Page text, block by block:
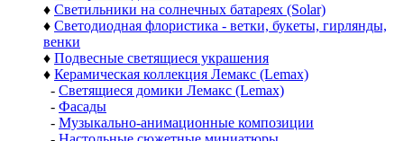
♦ Светильники на солнечных батареях (Solar)
♦ Светодиодная флористика - ветки, букеты, гирлянды,
венки
♦ Подвесные светящиеся украшения
♦ Керамическая коллекция Лемакс (Lemax)
- Светящиеся домики Лемакс (Lemax)
- Фасады
- Музыкально-анимационные композиции